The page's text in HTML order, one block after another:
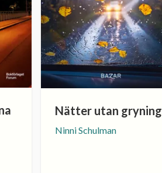
Nätter utan gryning
Ninni Schulman